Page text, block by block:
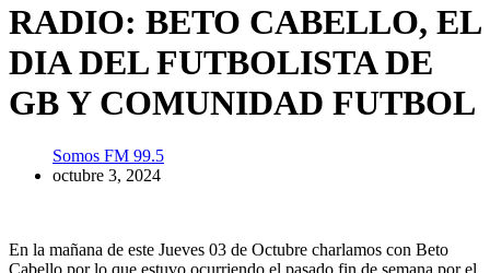
RADIO: BETO CABELLO, EL
DIA DEL FUTBOLISTA DE
GB Y COMUNIDAD FUTBOL
Somos FM 99.5
octubre 3, 2024
En la mañana de este Jueves 03 de Octubre charlamos con Beto
Cabello por lo que estuvo ocurriendo el pasado fin de semana por el